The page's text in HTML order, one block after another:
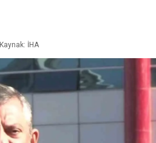
Kaynak: İHA